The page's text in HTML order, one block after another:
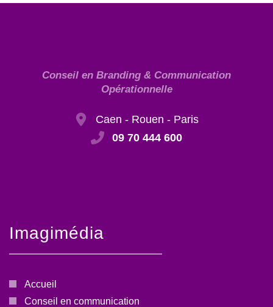
Conseil en Branding & Communication
Opérationnelle
Caen - Rouen - Paris
09 70 444 600
Imagimédia
Accueil
Conseil en communication